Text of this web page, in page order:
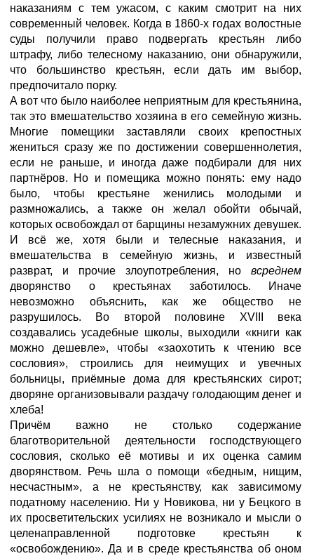
наказаниям с тем ужасом, с каким смотрит на них
современный человек. Когда в 1860-х годах волостные
суды получили право подвергать крестьян либо
штрафу, либо телесному наказанию, они обнаружили,
что большинство крестьян, если дать им выбор,
предпочитало порку.
А вот что было наиболее неприятным для крестьянина,
так это вмешательство хозяина в его семейную жизнь.
Многие помещики заставляли своих крепостных
жениться сразу же по достижении совершеннолетия,
если не раньше, и иногда даже подбирали для них
партнёров. Но и помещика можно понять: ему надо
было, чтобы крестьяне женились молодыми и
размножались, а также он желал обойти обычай,
которых освобождал от барщины незамужних девушек.
И всё же, хотя были и телесные наказания, и
вмешательства в семейную жизнь, и известный
разврат, и прочие злоупотребления, но всреднем
дворянство о крестьянах заботилось. Иначе
невозможно объяснить, как же общество не
разрушилось. Во второй половине XVIII века
создавались усадебные школы, выходили «книги как
можно дешевле», чтобы «заохотить к чтению все
сословия», строились для неимущих и увечных
больницы, приёмные дома для крестьянских сирот;
дворяне организовывали раздачу голодающим денег и
хлеба!
Причём важно не столько содержание
благотворительной деятельности господствующего
сословия, сколько её мотивы и их оценка самим
дворянством. Речь шла о помощи «бедным, нищим,
несчастным», а не крестьянству, как зависимому
податному населению. Ни у Новикова, ни у Бецкого в
их просветительских усилиях не возникало и мысли о
целенаправленной подготовке крестьян к
«освобождению». Да и в среде крестьянства об оном